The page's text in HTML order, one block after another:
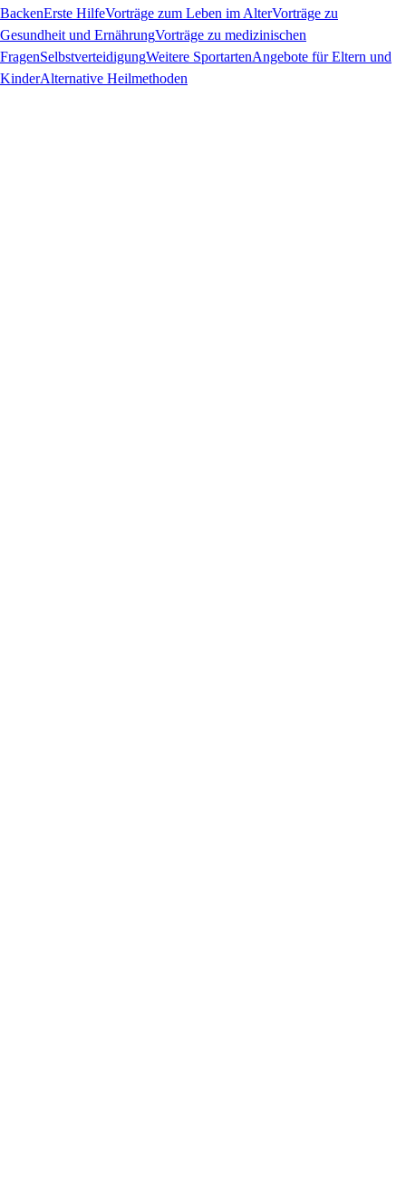
BackenErste HilfeVorträge zum Leben im AlterVorträge zu
Gesundheit und ErnährungVorträge zu medizinischen
FragenSelbstverteidigungWeitere SportartenAngebote für Eltern und
KinderAlternative Heilmethoden